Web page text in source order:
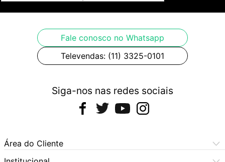
Fale conosco no Whatsapp
Televendas: (11) 3325-0101
Siga-nos nas redes sociais
Área do Cliente
Meus Pedidos